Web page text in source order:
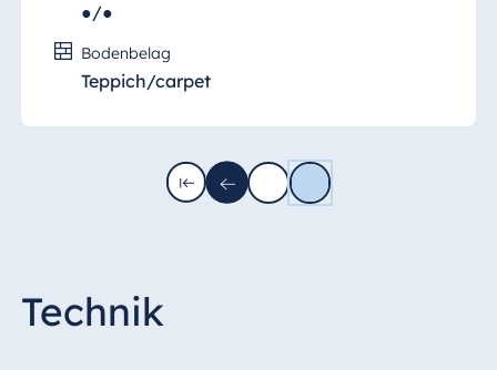
●/●
Bodenbelag
Teppich/carpet
Erste
Seite
Vorherige
Seite
Technik